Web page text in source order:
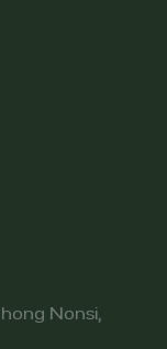
Nonsi,